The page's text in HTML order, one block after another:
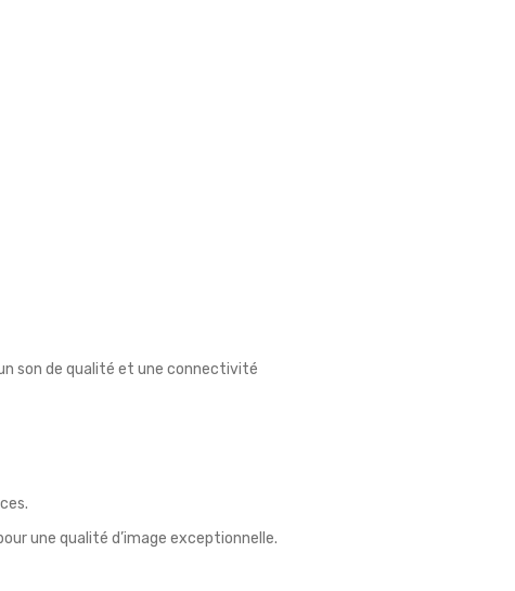
son de qualité et une connectivité
une qualité d’image exceptionnelle.